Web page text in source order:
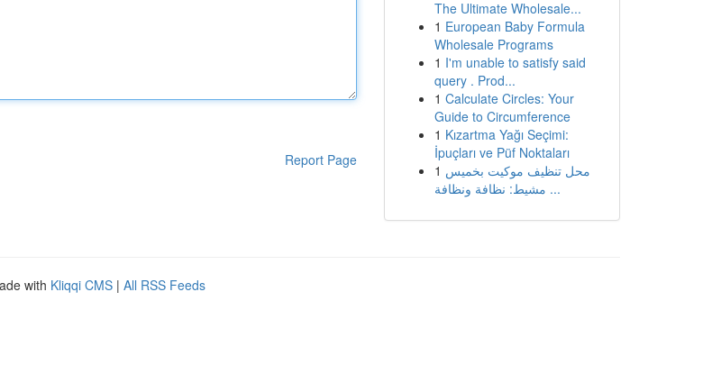
Report Page
The Ultimate Wholesale...
1 European Baby Formula
Wholesale Programs
1 I'm unable to satisfy said
query . Prod...
1 Calculate Circles: Your
Guide to Circumference
1 Kızartma Yağı Seçimi:
İpuçları ve Püf Noktaları
1 محل تنظيف موكيت بخميس
مشيط: نظافة ونظافة ...
with Kliqqi CMS | All RSS Feeds